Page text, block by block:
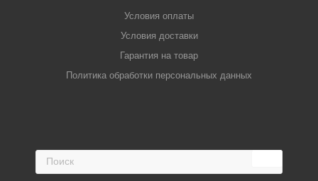
Условия оплаты
Условия доставки
Гарантия на товар
Политика обработки персональных данных